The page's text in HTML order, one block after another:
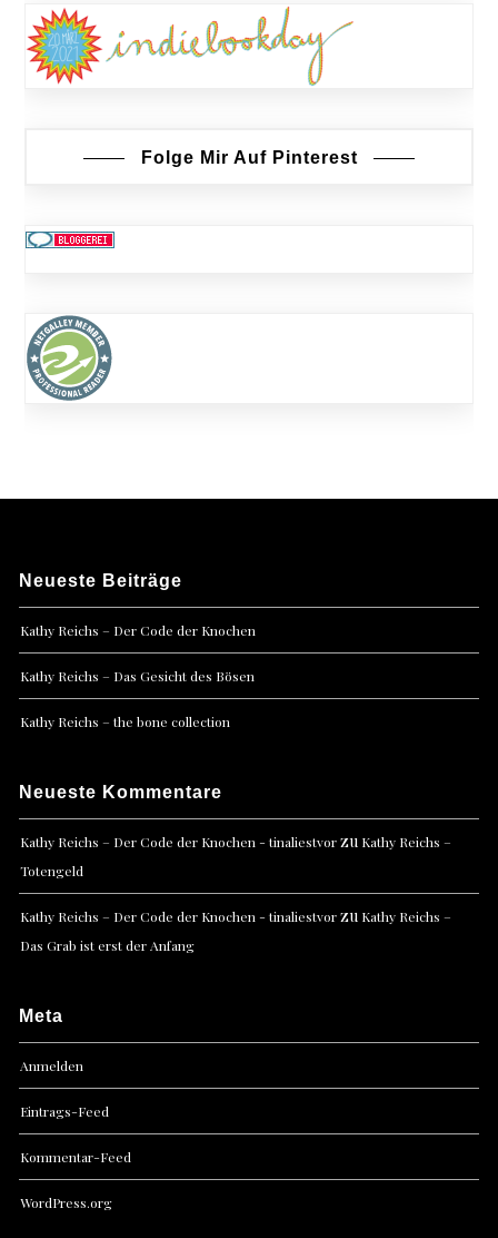
Folge Mir Auf Pinterest
Neueste Beiträge
Kathy Reichs – Der Code der Knochen
Kathy Reichs – Das Gesicht des Bösen
Kathy Reichs – the bone collection
Neueste Kommentare
Kathy Reichs – Der Code der Knochen - tinaliestvorzu Kathy Reichs –
Totengeld
Kathy Reichs – Der Code der Knochen - tinaliestvorzu Kathy Reichs –
Das Grab ist erst der Anfang
Meta
Anmelden
Eintrags-Feed
Kommentar-Feed
WordPress.org